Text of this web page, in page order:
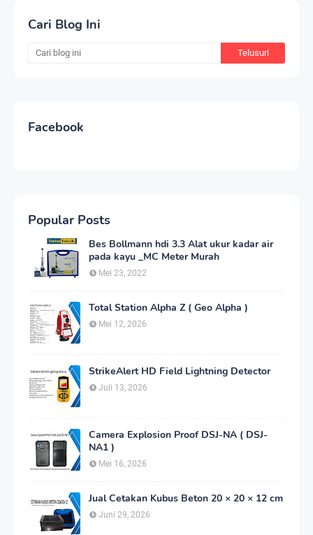
Cari Blog Ini
Facebook
Popular Posts
Bes Bollmann hdi 3.3 Alat ukur kadar air
pada kayu _MC Meter Murah
Mei 23, 2022
Total Station Alpha Z ( Geo Alpha )
Mei 12, 2026
StrikeAlert HD Field Lightning Detector
Juli 13, 2026
Camera Explosion Proof DSJ-NA ( DSJ-
NA1 )
Mei 16, 2026
Jual Cetakan Kubus Beton 20 × 20 × 12 cm
Juni 29, 2026